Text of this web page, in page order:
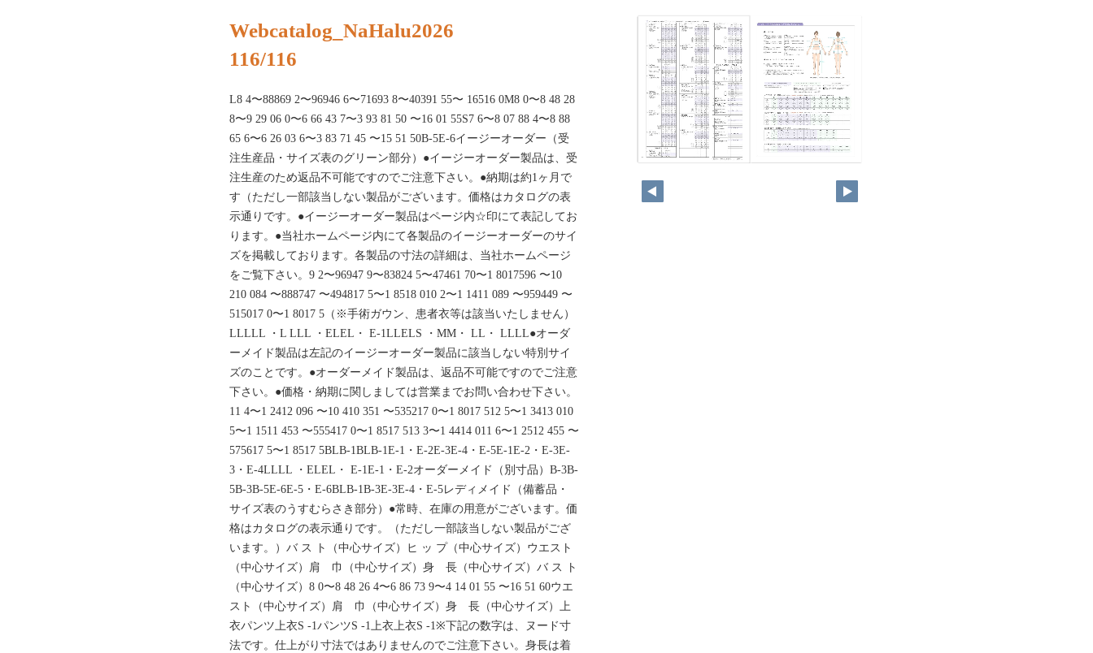
Webcatalog_NaHalu2026
116/116
L8 4〜88869 2〜96946 6〜71693 8〜40391 55〜 16516 0M8 0〜8 48 28
8〜9 29 06 0〜6 66 43 7〜3 93 81 50 〜16 01 55S7 6〜8 07 88 4〜8 88
65 6〜6 26 03 6〜3 83 71 45 〜15 51 50B-5E-6イージーオーダー（受
注生産品・サイズ表のグリーン部分）●イージーオーダー製品は、受
注生産のため返品不可能ですのでご注意下さい。●納期は約1ヶ月で
す（ただし一部該当しない製品がございます。価格はカタログの表
示通りです。●イージーオーダー製品はページ内☆印にて表記してお
ります。●当社ホームページ内にて各製品のイージーオーダーのサイ
ズを掲載しております。各製品の寸法の詳細は、当社ホームページ
をご覧下さい。9 2〜96947 9〜83824 5〜47461 70〜1 8017596 〜10
210 084 〜888747 〜494817 5〜1 8518 010 2〜1 1411 089 〜959449 〜
515017 0〜1 8017 5（※手術ガウン、患者衣等は該当いたしません）
LLLLL ・L LLL ・ELEL・ E-1LLELS ・MM・ LL・ LLLL●オーダ
ーメイド製品は左記のイージーオーダー製品に該当しない特別サイ
ズのことです。●オーダーメイド製品は、返品不可能ですのでご注意
下さい。●価格・納期に関しましては営業までお問い合わせ下さい。
11 4〜1 2412 096 〜10 410 351 〜535217 0〜1 8017 512 5〜1 3413 010
5〜1 1511 453 〜555417 0〜1 8517 513 3〜1 4414 011 6〜1 2512 455 〜
575617 5〜1 8517 5BLB-1BLB-1E-1・E-2E-3E-4・E-5E-1E-2・E-3E-
3・E-4LLLL ・ELEL・ E-1E-1・E-2オーダーメイド（別寸品）B-3B-
5B-3B-5E-6E-5・E-6BLB-1B-3E-3E-4・E-5レディメイド（備蓄品・
サイズ表のうすむらさき部分）●常時、在庫の用意がございます。価
格はカタログの表示通りです。（ただし一部該当しない製品がござ
います。）バ ス ト（中心サイズ）ヒ ッ プ（中心サイズ）ウエスト
（中心サイズ）肩 巾（中心サイズ）身 長（中心サイズ）バ ス ト
（中心サイズ）8 0〜8 48 26 4〜6 86 73 9〜4 14 01 55 〜16 51 60ウエ
スト（中心サイズ）肩 巾（中心サイズ）身 長（中心サイズ）上
衣パンツ上衣S -1パンツS -1上衣上衣S -1※下記の数字は、ヌード寸
法です。仕上がり寸法ではありませんのでご注意下さい。身長は着